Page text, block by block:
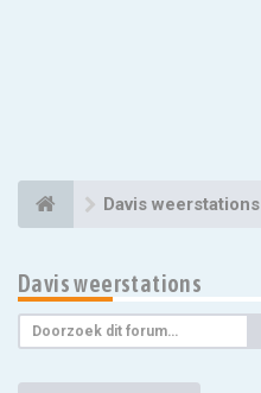
Davis weerstations
Davis weerstations